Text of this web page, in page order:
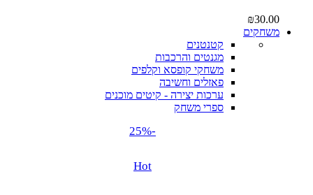
₪30.00
משחקים
קטנטנים
מגנטים והרכבות
משחקי קופסא וקלפים
פאזלים וחשיבה
ערכות יצירה - קיטים מוכנים
ספרי משחק
-25%
Hot